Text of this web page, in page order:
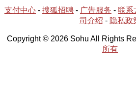
支付中心 - 搜狐招聘 - 广告服务 - 联系
司介绍 - 隐私政
Copyright © 2026 Sohu All Rights
所有